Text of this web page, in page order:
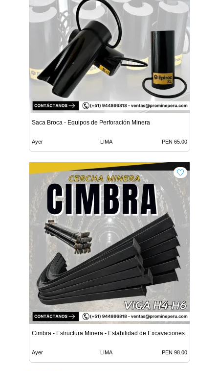
Saca Broca - Equipos de Perforación Minera
Ayer LIMA PEN 65.00
Cimbra - Estructura Minera - Estabilidad de Excavaciones
Ayer LIMA PEN 98.00